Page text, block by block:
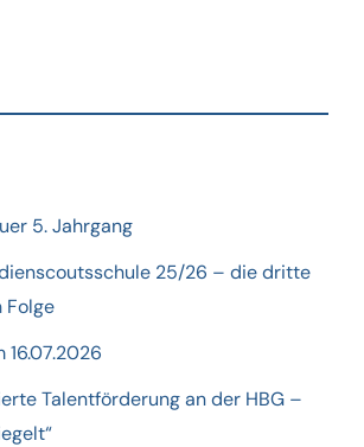
5. Jahrgang
25/26 – die dritte
Folge
16.07.2026
Talentförderung an der HBG –